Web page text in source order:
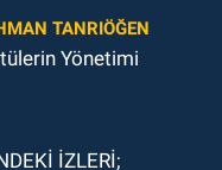
TANRIÖĞEN
Yönetimi
İZLERİ;